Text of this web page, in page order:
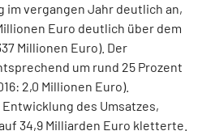
im vergangen Jahr deutlich an,
Euro deutlich über dem
Millionen Euro). Der
um rund 25 Prozent
2,0 Millionen Euro).
des Umsatzes,
34,9 Milliarden Euro kletterte.